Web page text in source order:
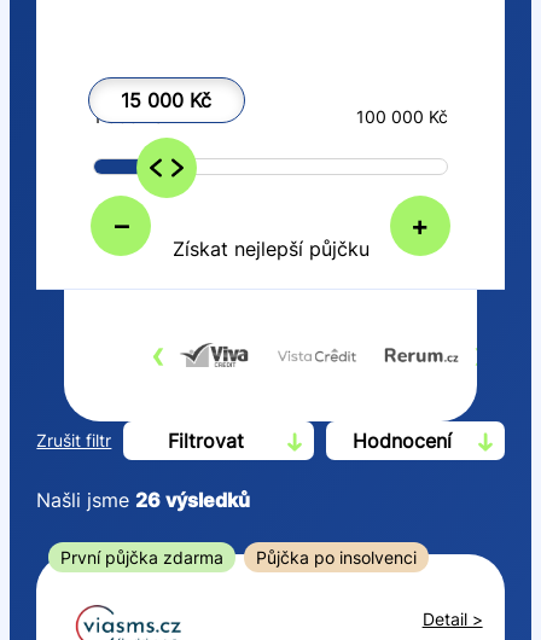
15 000 Kč
– +
1 000 Kč 100 000 Kč
Získat nejlepší půjčku
‹ ›
Zrušit filtr Filtrovat Hodnocení
Od
Našli jsme26 výsledků
První půjčka zdarma Půjčka po insolvenci
Detail >